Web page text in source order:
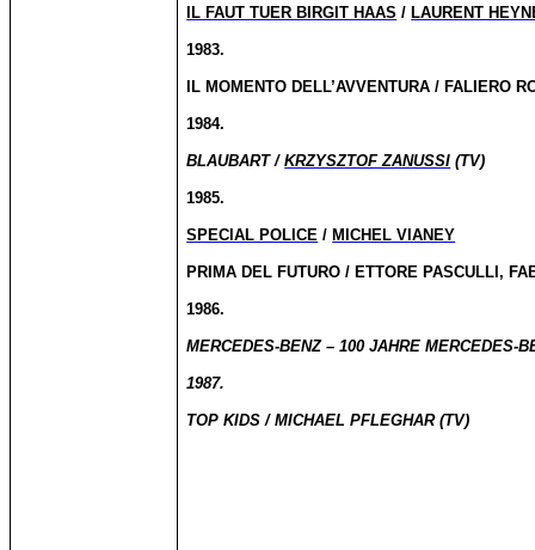
IL FAUT TUER BIRGIT HAAS / LAURENT
1983.
IL MOMENTO DELL’AVVENTURA / FALIERO
1984.
BLAUBART /KRZYSZTOF ZANUSSI (TV)
1985.
SPECIAL POLICE / MICHEL VIANEY
PRIMA DEL FUTURO / ETTORE PASCULLI,
1986.
MERCEDES-BENZ – 100 JAHRE MERCEDES-
1987.
TOP KIDS / MICHAEL PFLEGHAR (TV)